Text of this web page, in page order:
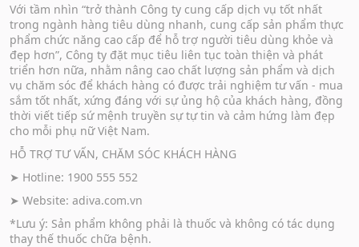
Với tầm nhìn “trở thành Công ty cung cấp dịch vụ tốt nhất
trong ngành hàng tiêu dùng nhanh, cung cấp sản phẩm thực
phẩm chức năng cao cấp để hỗ trợ người tiêu dùng khỏe và
đẹp hơn”, Công ty đặt mục tiêu liên tục toàn thiện và phát
triển hơn nữa, nhằm nâng cao chất lượng sản phẩm và dịch
vụ chăm sóc để khách hàng có được trải nghiệm tư vấn - mua
sắm tốt nhất, xứng đáng với sự ủng hộ của khách hàng, đồng
thời viết tiếp sứ mệnh truyền sự tự tin và cảm hứng làm đẹp
cho mỗi phụ nữ Việt Nam.
HỖ TRỢ TƯ VẤN, CHĂM SÓC KHÁCH HÀNG
➤ Hotline: 1900 555 552
➤ Website: adiva.com.vn
*Lưu ý: Sản phẩm không phải là thuốc và không có tác dụng
thay thế thuốc chữa bệnh.